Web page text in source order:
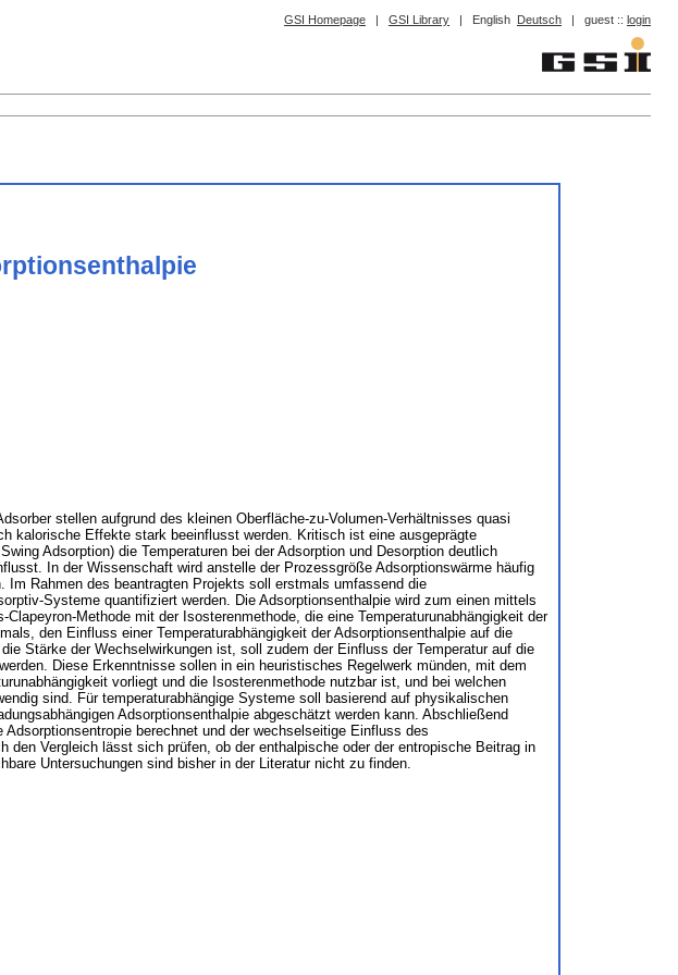
GSI Homepage | GSI Library | English Deutsch | guest :: login
stellen aufgrund des kleinen Oberfläche-zu-Volumen-Verhältnisses quasi
kalorische Effekte stark beeinflusst werden. Kritisch ist eine ausgeprägte
Adsorption) die Temperaturen bei der Adsorption und Desorption deutlich
In der Wissenschaft wird anstelle der Prozessgröße Adsorptionswärme häufig
Im Rahmen des beantragten Projekts soll erstmals umfassend die
Systeme quantifiziert werden. Die Adsorptionsenthalpie wird zum einen mittels
Methode mit der Isosterenmethode, die eine Temperaturunabhängigkeit der
den Einfluss einer Temperaturabhängigkeit der Adsorptionsenthalpie auf die
Stärke der Wechselwirkungen ist, soll zudem der Einfluss der Temperatur auf die
Diese Erkenntnisse sollen in ein heuristisches Regelwerk münden, mit dem
vorliegt und die Isosterenmethode nutzbar ist, und bei welchen
sind. Für temperaturabhängige Systeme soll basierend auf physikalischen
Adsorptionsenthalpie abgeschätzt werden kann. Abschließend
berechnet und der wechselseitige Einfluss des
Vergleich lässt sich prüfen, ob der enthalpische oder der entropische Beitrag in
Untersuchungen sind bisher in der Literatur nicht zu finden.